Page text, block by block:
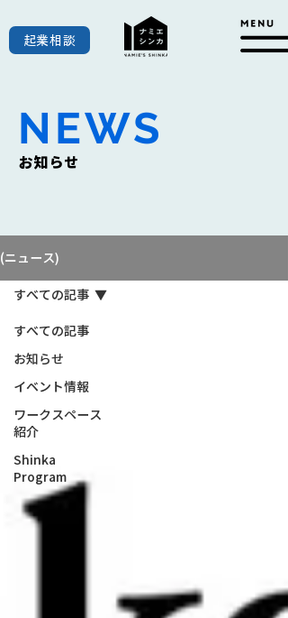
起業相談
NEWS
お知らせ
(ニュース)
すべての記事
お知らせ
イベント情報
ワークスペース
紹介
Shinka
Program
すべての記事